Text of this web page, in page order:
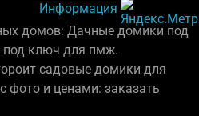
Информация
домов: Дачные домики под
под ключ для пмж.
садовые домики для
фото и ценами: заказать